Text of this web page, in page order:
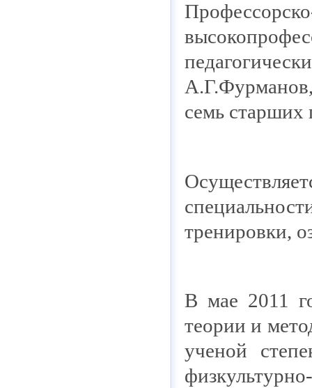
семь старших
тренировки,
В мае 2011
теории и
ученой